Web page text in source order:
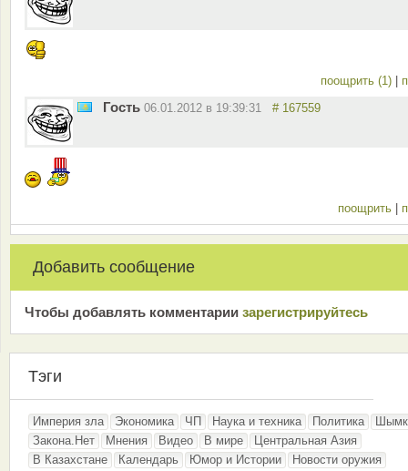
поощрить (1)
Гость 06.01.2012 в 19:39:31 # 167559
поощрить
Добавить сообщение
Чтобы добавлять комментарии зарeгиcтрирyйтeсь
Тэги
Империя зла Экономика ЧП Наука и техника Политика
Закона.Нет
Мнения Видео В мире
Центральная Азия
В Казахстане
Календарь Юмор и Истории
Новости оружия